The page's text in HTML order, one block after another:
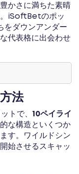
かさに満ちた素晴
。iSoftBetのポッ
をダウンアンダー
代表格に出会わせ
法
トで、 10ペイライ
な構造といくつか
す。ワイルドシン
始させるスキャッ